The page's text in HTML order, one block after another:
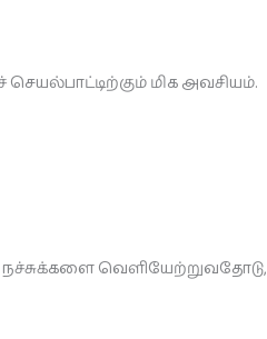
மிக அவசியம்.
வெளியேற்றுவதோடு,